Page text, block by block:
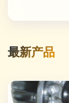
最新产品